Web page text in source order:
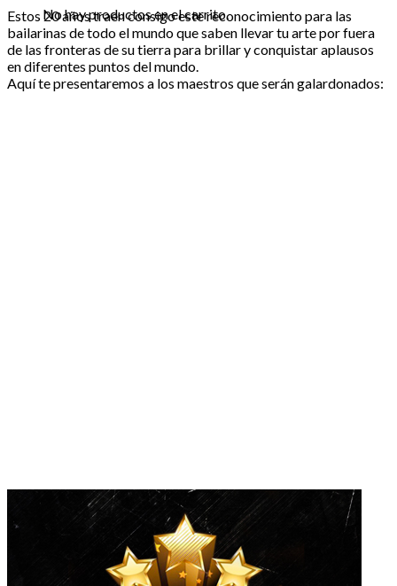
No hay productos en el carrito.
Estos 20 años traen consigo este reconocimiento para las
bailarinas de todo el mundo que saben llevar tu arte por fuera
de las fronteras de su tierra para brillar y conquistar aplausos
en diferentes puntos del mundo.
Aquí te presentaremos a los maestros que serán galardonados: